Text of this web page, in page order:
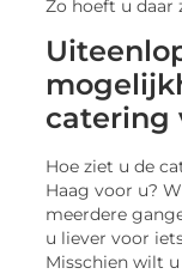
Zo hoeft u daar
catering
Hoe ziet u de
Haag voor u?
meerdere
u liever voor
Misschien wilt